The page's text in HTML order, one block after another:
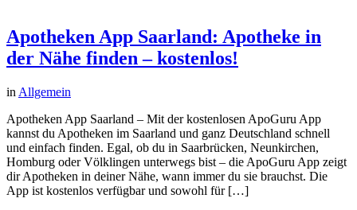
Apotheken App Saarland: Apotheke in
der Nähe finden – kostenlos!
in Allgemein
Apotheken App Saarland – Mit der kostenlosen ApoGuru App
kannst du Apotheken im Saarland und ganz Deutschland schnell
und einfach finden. Egal, ob du in Saarbrücken, Neunkirchen,
Homburg oder Völklingen unterwegs bist – die ApoGuru App zeigt
dir Apotheken in deiner Nähe, wann immer du sie brauchst. Die
App ist kostenlos verfügbar und sowohl für […]